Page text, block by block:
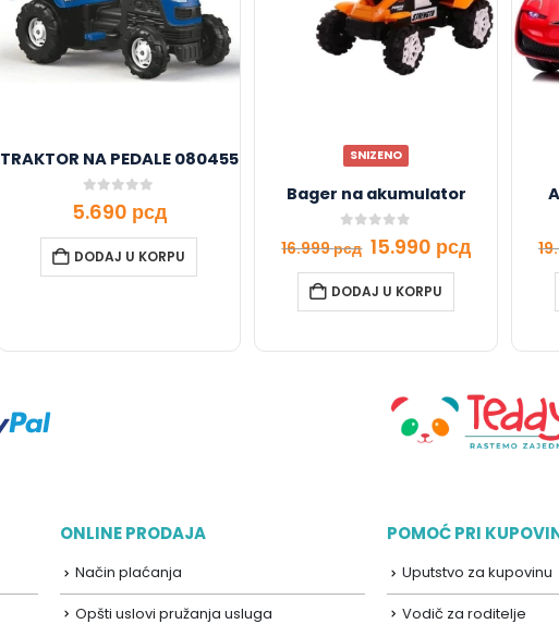
TRAKTOR NA PEDALE 080455
0 out of 5
5.690 рсд
DODAJ U KORPU
SNIZENO
Bager na akumulator
out of 5
16.999рсд 15.990 рсд
DODAJ U KORPU
ONLINE PRODAJA
Način plaćanja
Opšti uslovi pružanja usluga
POMOĆ PRI
Uputstvo za kupovinu
Vodič za roditelje